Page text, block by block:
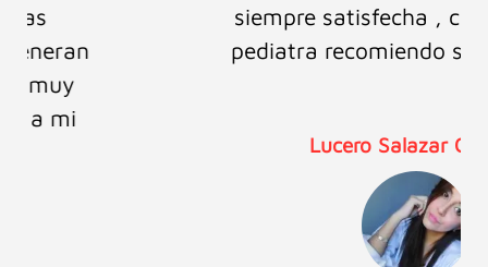
siempre satisfecha , como mamá y
pediatra recomiendo sus productos.
Lucero Salazar Castillo